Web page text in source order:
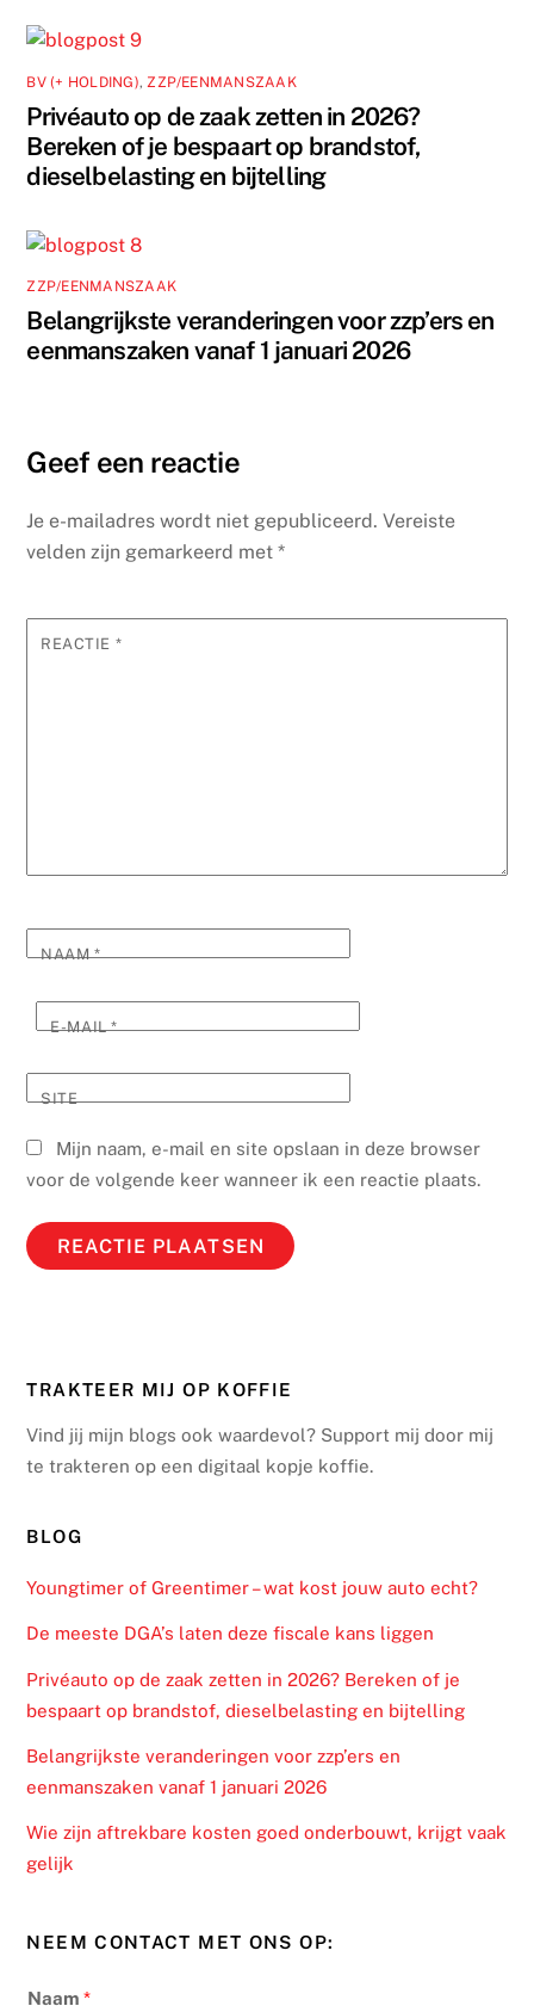
BV (+ HOLDING), ZZP/EENMANSZAAK
Privéauto op de zaak zetten in 2026?
Bereken of je bespaart op brandstof,
dieselbelasting en bijtelling
ZZP/EENMANSZAAK
Belangrijkste veranderingen voor zzp’ers en
eenmanszaken vanaf 1 januari 2026
Geef een reactie
Je e-mailadres wordt niet gepubliceerd. Vereiste
velden zijn gemarkeerd met*
REACTIE *
NAAM*
E-MAIL*
SITE
Mijn naam, e-mail en site opslaan in deze browser
voor de volgende keer wanneer ik een reactie plaats.
TRAKTEER MIJ OP KOFFIE
Vind jij mijn blogs ook waardevol? Support mij door mij
te trakteren op een digitaal kopje koffie.
BLOG
Youngtimer of Greentimer – wat kost jouw auto echt?
De meeste DGA’s laten deze fiscale kans liggen
Privéauto op de zaak zetten in 2026? Bereken of je
bespaart op brandstof, dieselbelasting en bijtelling
Belangrijkste veranderingen voor zzp’ers en
eenmanszaken vanaf 1 januari 2026
Wie zijn aftrekbare kosten goed onderbouwt, krijgt vaak
gelijk
NEEM CONTACT MET ONS OP:
Naam*